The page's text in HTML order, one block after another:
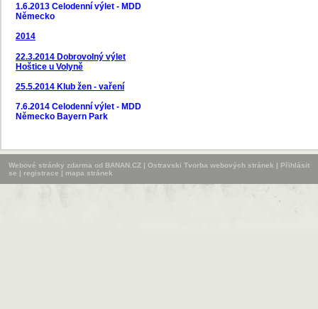
1.6.2013 Celodenní výlet - MDD
Německo
2014
22.3.2014 Dobrovolný výlet
Hoštice u Volyně
25.5.2014 Klub žen - vaření
7.6.2014 Celodenní výlet - MDD
Německo Bayern Park
Webové stránky zdarma od BANAN.CZ | Ostravski Tvorba webových stránek | Přihlásit
se | registrace | mapa stránek